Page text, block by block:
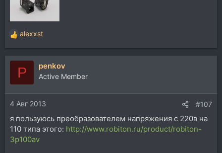
Р
е
а
и
и
:
alexxst
P penkov
Active Member
4 Авг 2013 #107
я пользуюсь преобразователем напряжения с 220в на
110 типа этого: http://www.robiton.ru/product/robiton-
3p100av